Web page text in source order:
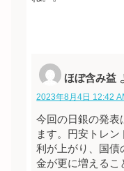
ほぼ含み益
2023年8月4日 12:42
今回の日銀の発表
ます。円安トレ
利が上がり、国債
金が更に増えるこ